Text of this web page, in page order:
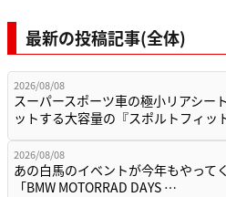
最新の投稿記事(全体)
2026/08/08
スーパースポーツ車の極小リアシー
ットする大容量の『スポルトフィッ
2026/08/08
あの白馬のイベントが今年もやって
「BMW MOTORRAD DAYS …